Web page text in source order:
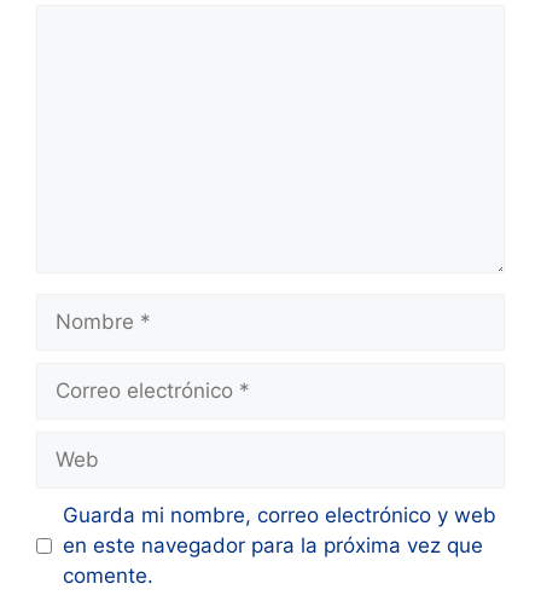
Nombre
Correo
Web
Guarda mi nombre, correo electrónico y web
en este navegador para la próxima vez que
comente.